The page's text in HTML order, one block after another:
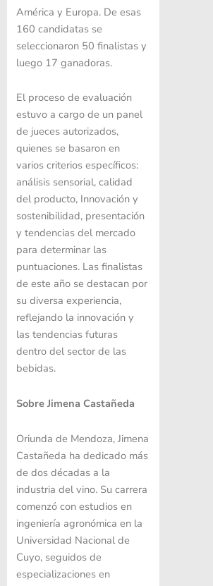
América y Europa. De esas
160 candidatas se
seleccionaron 50 finalistas y
luego 17 ganadoras.
El proceso de evaluación
estuvo a cargo de un panel
de jueces autorizados,
quienes se basaron en
varios criterios específicos:
análisis sensorial, calidad
del producto, Innovación y
sostenibilidad, presentación
y tendencias del mercado
para determinar las
puntuaciones. Las finalistas
de este año se destacan por
su diversa experiencia,
reflejando la innovación y
las tendencias futuras
dentro del sector de las
bebidas.
Sobre Jimena Castañeda
Oriunda de Mendoza, Jimena
Castañeda ha dedicado más
de dos décadas a la
industria del vino. Su carrera
comenzó con estudios en
ingeniería agronómica en la
Universidad Nacional de
Cuyo, seguidos de
especializaciones en